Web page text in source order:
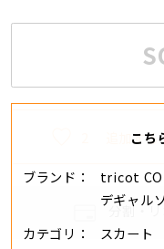
こち
ブランド
tricot
デギャル
カテゴリ
スカート
追加する
分割・